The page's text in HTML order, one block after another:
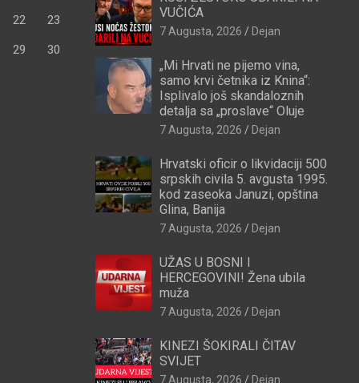
22 23
29 30
VUČIĆA
7 Augusta, 2026 Dejan
„Mi Hrvati ne pijemo vina,
samo krvi četnika iz Knina“:
Isplivalo još skandaloznih
detalja sa „proslave“ Oluje
7 Augusta, 2026 Dejan
Hrvatski oficir o likvidaciji 500
srpskih civila 5. avgusta 1995.
kod zaseoka Januzi, opština
Glina, Banija
7 Augusta, 2026 Dejan
UŽAS U BOSNI I
HERCEGOVINI! Žena ubila
muža
7 Augusta, 2026 Dejan
KINEZI ŠOKIRALI ČITAV
SVIJET
7 Augusta, 2026 Dejan